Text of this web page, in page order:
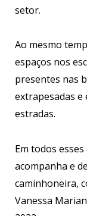
setor.
Ao mesmo
espaços nos
presentes nas
extrapesadas e
estradas.
Em todos
acompanha e
caminhoneira,
Vanessa